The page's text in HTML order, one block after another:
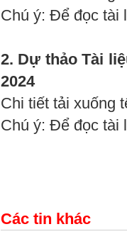
Chú ý: Để đọc tài
2. Dự thảo Tài
2024
Chi tiết tải xuống
Chú ý: Để đọc tài
Các tin khác